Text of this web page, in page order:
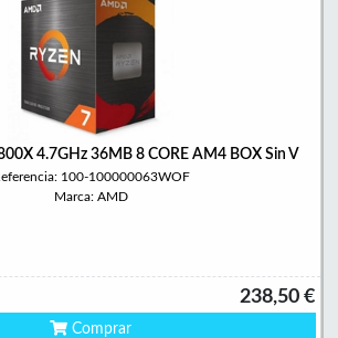
4.7GHz 36MB 8 CORE AM4 BOX Sin V
100-100000063WOF
Marca: AMD
238,50 €
Comprar